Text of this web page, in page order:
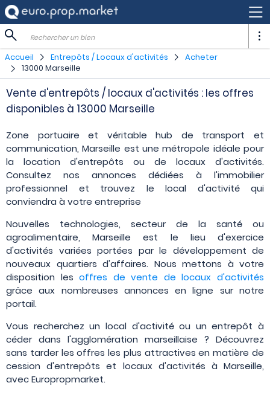
Rechercher un bien
Accueil Entrepôts / Locaux d'activités
Acheter
13000 Marseille
Vente d'entrepôts / locaux d'activités : les offres
disponibles à 13000 Marseille
Zone portuaire et véritable hub de transport et
communication, Marseille est une métropole idéale pour
la location d'entrepôts ou de locaux d'activités.
Consultez nos annonces dédiées à l'immobilier
professionnel et trouvez le local d'activité qui
conviendra à votre entreprise
Nouvelles technologies, secteur de la santé ou
agroalimentaire, Marseille est le lieu d'exercice
d'activités variées portées par le développement de
nouveaux quartiers d'affaires. Nous mettons à votre
disposition lesoffres de vente de locaux d'activités
grâce aux nombreuses annonces en ligne sur notre
portail.
Vous recherchez un local d'activité ou un entrepôt à
céder dans l'agglomération marseillaise ? Découvrez
sans tarder les offres les plus attractives en matière de
cession d'entrepôts et locaux d'activités à Marseille,
avec Europropmarket.